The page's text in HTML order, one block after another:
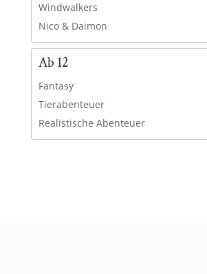
Windwalkers
Nico & Daimon
Ab 12
Fantasy
Tierabenteuer
Realistische Abenteuer